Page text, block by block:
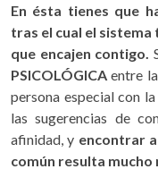
En ésta tienes que
tras el cual el
que encajen contigo.
PSICOLÓGICA entre
persona especial con
las sugerencias de
afinidad, y encontrar
común resulta mucho